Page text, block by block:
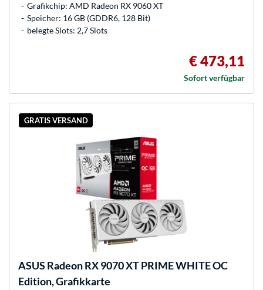
Grafikchip: AMD Radeon RX 9060 XT
Speicher: 16 GB (GDDR6, 128 Bit)
belegte Slots: 2,7 Slots
€ 473,11
Sofort verfügbar
GRATIS VERSAND
ASUS Radeon RX 9070 XT PRIME WHITE OC
Edition, Grafikkarte